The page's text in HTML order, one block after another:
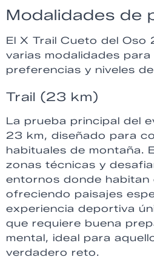
Modalidades de
El X Trail Cueto del
varias modalidades
preferencias y niveles
Trail (23 km)
La prueba principal del
23 km, diseñado para
habituales de montaña.
zonas técnicas y
entornos donde habitan
ofreciendo paisajes
experiencia deportiva
que requiere buena
mental, ideal para
verdadero reto.